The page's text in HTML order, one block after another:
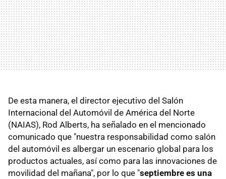
De esta manera, el director ejecutivo del Salón
Internacional del Automóvil de América del Norte
(NAIAS), Rod Alberts, ha señalado en el mencionado
comunicado que "nuestra responsabilidad como salón
del automóvil es albergar un escenario global para los
productos actuales, así como para las innovaciones de
movilidad del mañana", por lo que "septiembre es una